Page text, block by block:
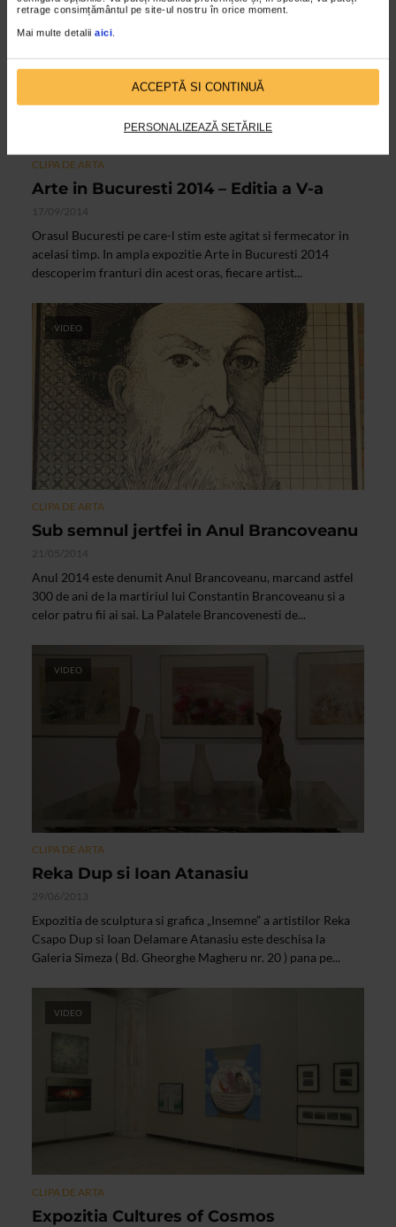
retrage consimțământul pe site-ul nostru în orice moment.
Mai multe detalii aici.
ACCEPTĂ SI CONTINUĂ
PERSONALIZEAZĂ SETĂRILE
CLIPA DE ARTA
Arte in Bucuresti 2014 – Editia a V-a
17/09/2014
Orasul Bucuresti pe care-l stim este agitat si fermecator in
acelasi timp. In ampla expozitie Arte in Bucuresti 2014
descoperim franturi din acest oras, fiecare artist...
VIDEO
CLIPA DE ARTA
Sub semnul jertfei in Anul Brancoveanu
21/05/2014
Anul 2014 este denumit Anul Brancoveanu, marcand astfel
300 de ani de la martiriul lui Constantin Brancoveanu si a
celor patru fii ai sai. La Palatele Brancovenesti de...
VIDEO
CLIPA DE ARTA
Reka Dup si Ioan Atanasiu
29/06/2013
Expozitia de sculptura si grafica „Insemne” a artistilor Reka
Csapo Dup si Ioan Delamare Atanasiu este deschisa la
Galeria Simeza ( Bd. Gheorghe Magheru nr. 20 ) pana pe...
VIDEO
CLIPA DE ARTA
Expozitia Cultures of Cosmos